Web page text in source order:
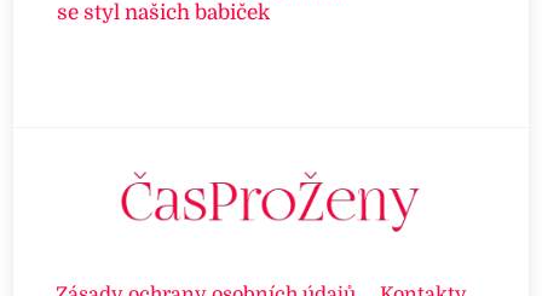
se styl našich babiček